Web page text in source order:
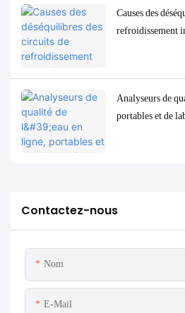
Causes des
refroidissement
Analyseurs de
portables et de
Contactez-nous
Nom
E-Mail